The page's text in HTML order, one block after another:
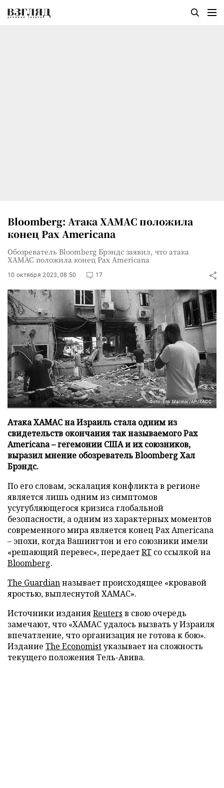
Bloomberg: Атака ХАМАС положила
конец Pax Americana
Обозреватель Bloomberg Брэндс заявил, что атака
ХАМАС положила конец Pax Americana
10 октября 2023, 08:50 17
Фото: Erik Marmor/AP/ТАСС
Атака ХАМАС на Израиль стала одним из
свидетельств окончания так называемого Pax
Americana – гегемонии США и их союзников,
выразил мнение обозреватель Bloomberg Хал
Брэндс.
По его словам, эскалация конфликта в регионе
является лишь одним из симптомов
усугубляющегося кризиса глобальной
безопасности, а одним из характерных моментов
современного мира является конец Pax Americana
– эпохи, когда Вашингтон и его союзники имели
«решающий перевес», передаетRT со ссылкой на
Bloomberg.
The Guardianназывает происходящее «кровавой
яростью, выплеснутой ХАМАС».
Источники изданияReuters в свою очередь
замечают, что «ХАМАС удалось вызвать у Израиля
впечатление, что организация не готова к бою».
Издание The Economistуказывает на сложность
текущего положения Тель-Авива.